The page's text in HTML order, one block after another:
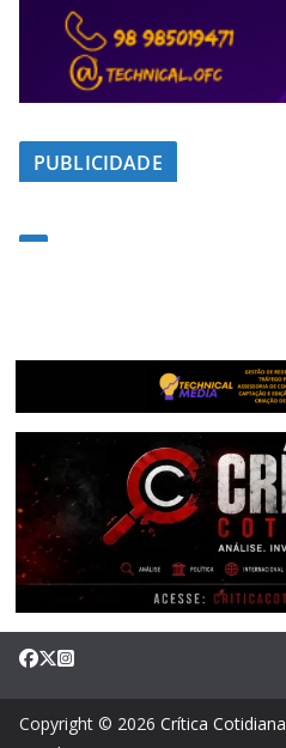
PUBLICIDADE
Copyright © 2026 Crítica Cotidiana